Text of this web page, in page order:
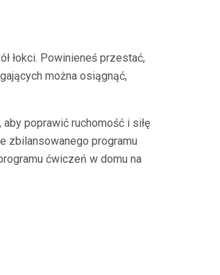
łokci. Powinieneś przestać,
można osiągnąć,
poprawić ruchomość i siłę
zbilansowanego programu
ćwiczeń w domu na